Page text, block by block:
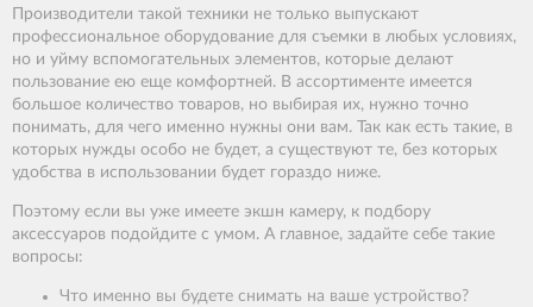
Производители такой техники не только выпускают
профессиональное оборудование для съемки в любых условиях,
но и уйму вспомогательных элементов, которые делают
пользование ею еще комфортней. В ассортименте имеется
большое количество товаров, но выбирая их, нужно точно
понимать, для чего именно нужны они вам. Так как есть такие, в
которых нужды особо не будет, а существуют те, без которых
удобства в использовании будет гораздо ниже.
Поэтому если вы уже имеете экшн камеру, к подбору
аксессуаров подойдите с умом. А главное, задайте себе такие
вопросы:
Что именно вы будете снимать на ваше устройство?